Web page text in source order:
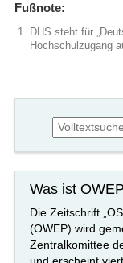
Fußnote:
DHS steht für
Hochschulzugang
Suchformular
Suche
Was ist
Die Zeitschrift
(OWEP) wird
Zentralkomittee
und erscheint